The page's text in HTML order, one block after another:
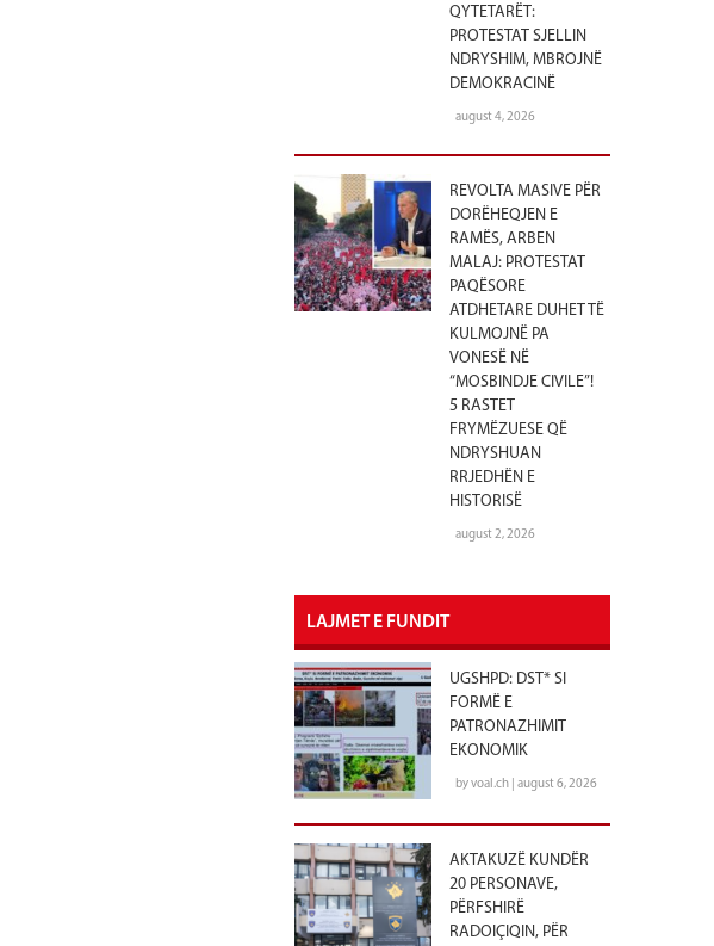
QYTETARËT:
PROTESTAT SJELLIN
NDRYSHIM, MBROJNË
DEMOKRACINË
august 4, 2026
REVOLTA MASIVE PËR
DORËHEQJEN E
RAMËS, ARBEN
MALAJ: PROTESTAT
PAQËSORE
ATDHETARE DUHET TË
KULMOJNË PA
VONESË NË
“MOSBINDJE CIVILE”!
5 RASTET
FRYMËZUESE QË
NDRYSHUAN
RRJEDHËN E
HISTORISË
august 2, 2026
LAJMET E FUNDIT
UGSHPD: DST* SI
FORMË E
PATRONAZHIMIT
EKONOMIK
by voal.ch | august 6, 2026
AKTAKUZË KUNDËR
20 PERSONAVE,
PËRFSHIRË
RADOIÇIQIN, PËR